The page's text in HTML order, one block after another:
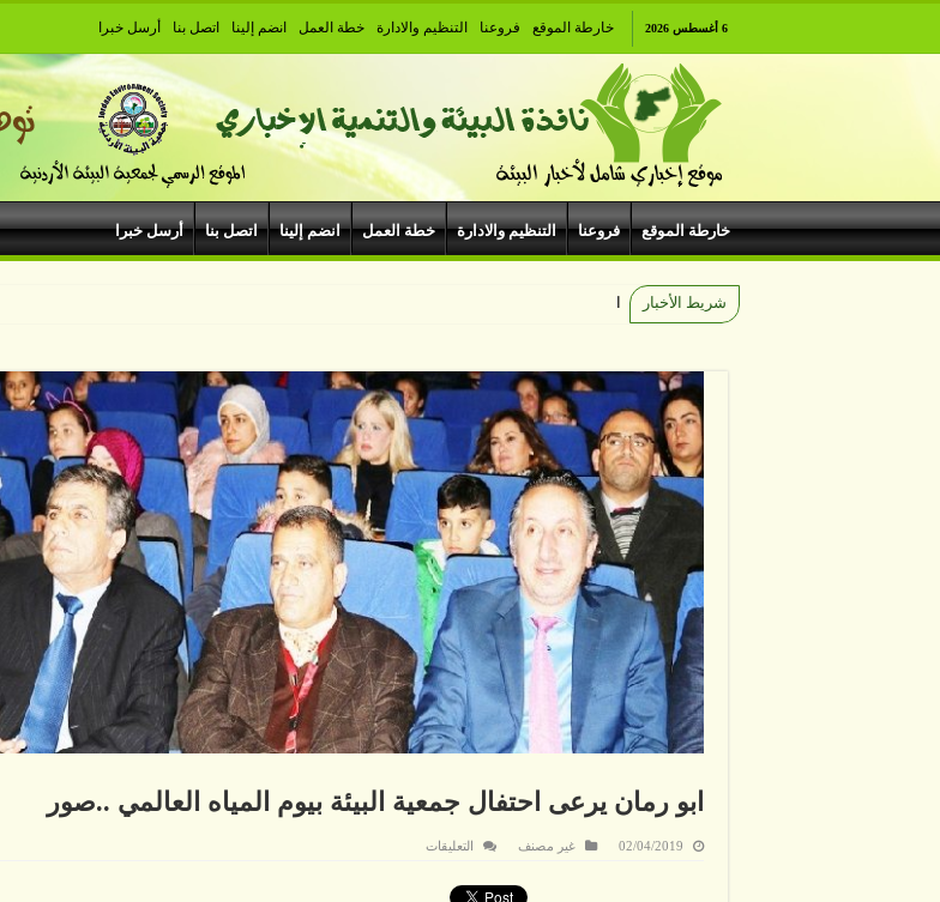
6 أغسطس 2026 خارطة الموقع فروعنا التنظيم والادارة خطة العمل انضم إلينا اتصل بنا أرسل خبرا
خارطة الموقع فروعنا التنظيم والادارة خطة العمل انضم إلينا اتصل بنا أرسل خبرا
شريط الأخبار الجريدة الرسمية: صدور تعليمات
ابو رمان يرعى احتفال جمعية البيئة بيوم المياه العالمي ..صور
02/04/2019 غير مصنف التعليقات